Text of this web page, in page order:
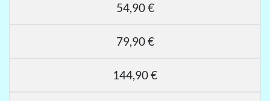
54,90 €
79,90 €
144,90 €